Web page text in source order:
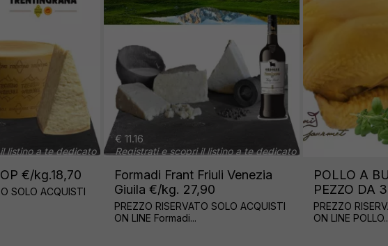
Formadi Frant Friuli Venezia
Giuila €/kg. 27,90
Registrati e scopri il listino a te dedicato
PREZZO RISERVATO SOLO ACQUISTI
POLLO A BUSTO MAXXI A
PEZZO DA 3 KG.ca.
PREZZO RISERVATO SOLO ACQUISTI